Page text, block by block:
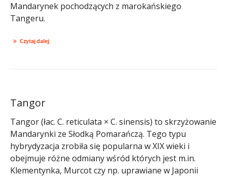
Mandarynek pochodzących z marokańskiego
Tangeru.
Czytaj dalej
Tangor
Tangor (łac. C. reticulata × C. sinensis) to skrzyżowanie
Mandarynki ze Słodką Pomarańczą. Tego typu
hybrydyzacja zrobiła się popularna w XIX wieki i
obejmuje różne odmiany wśród których jest m.in.
Klementynka, Murcot czy np. uprawiane w Japonii